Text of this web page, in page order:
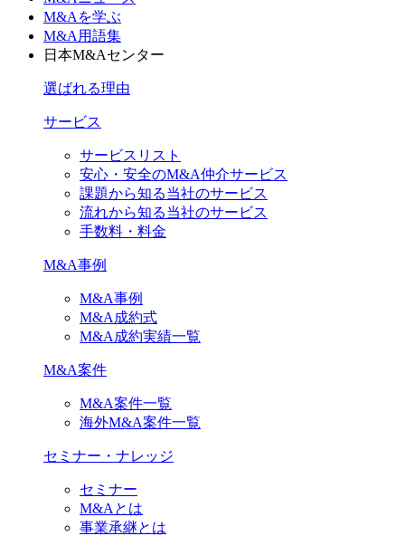
M&Aを学ぶ
M&A用語集
日本M&Aセンター
選ばれる理由
サービス
サービスリスト
安心・安全のM&A仲介サービス
課題から知る当社のサービス
流れから知る当社のサービス
手数料・料金
M&A事例
M&A事例
M&A成約式
M&A成約実績一覧
M&A案件
M&A案件一覧
海外M&A案件一覧
セミナー・ナレッジ
セミナー
M&Aとは
事業承継とは